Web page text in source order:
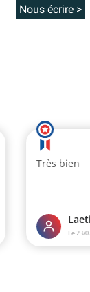
Nous écrire >